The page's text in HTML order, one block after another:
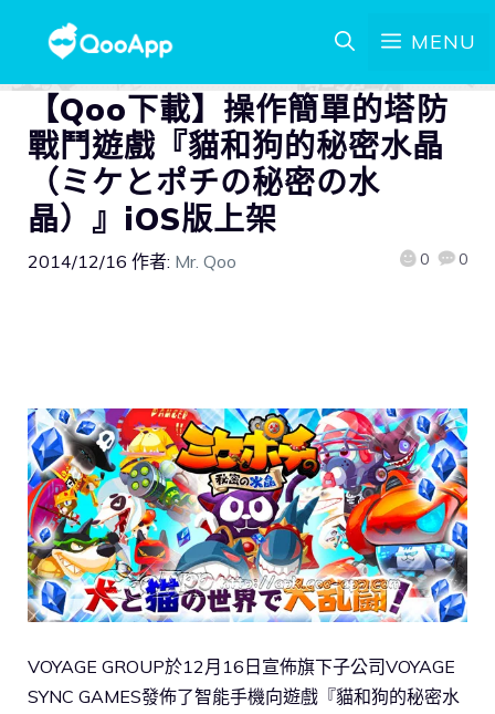
MENU
【Qoo下載】操作簡單的塔防
戰鬥遊戲『貓和狗的秘密水晶
（ミケとポチの秘密の水
晶）』iOS版上架
2014/12/16 作者: Mr. Qoo 0 0
VOYAGE GROUP於12月16日宣佈旗下子公司VOYAGE
SYNC GAMES發佈了智能手機向遊戲『貓和狗的秘密水